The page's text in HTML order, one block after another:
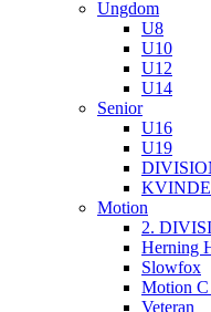
Ungdom
U8
U10
U12
U14
Senior
U16
U19
Motion
2.
Herning
Slowfox
Motion
Veteran